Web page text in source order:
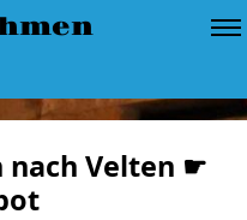
nach Velten ☛